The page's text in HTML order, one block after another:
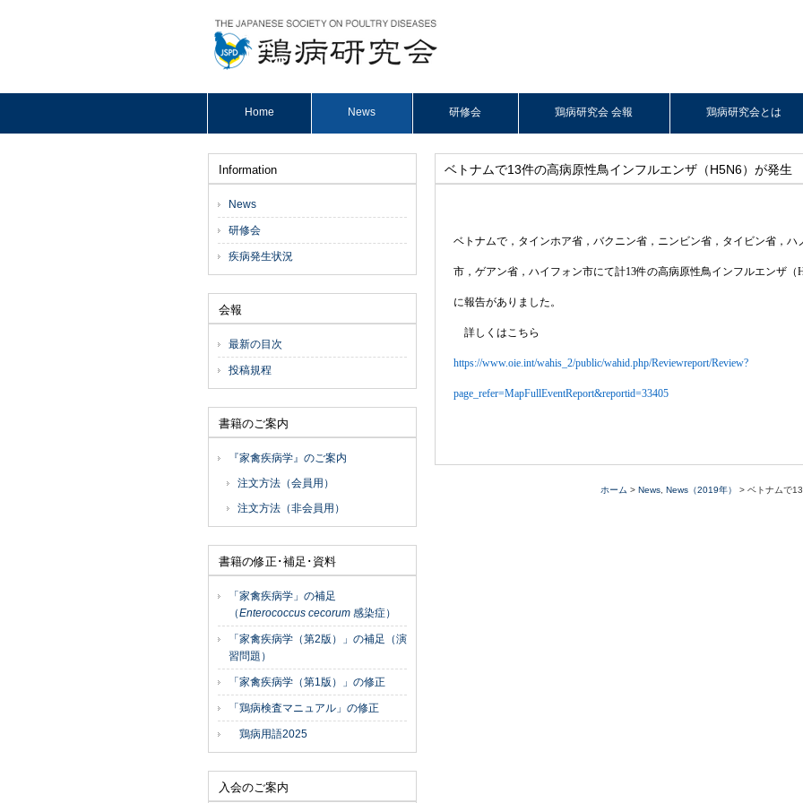
Home News 研修会 鶏病研究会 会報 鶏病研究会とは
ベトナムで13件の高病原性鳥インフルエンザ（H5N6）が発生
ベトナムで，タインホア省，バクニン省，ニンビン省，タイビン省，ハ
市，ゲアン省，ハイフォン市にて計13件の高病原性鳥インフルエンザ（
に報告がありました。
詳しくはこちら
https://www.oie.int/wahis_2/public/wahid.php/Reviewreport/Review?
page_refer=MapFullEventReport&reportid=33405
ホーム > News News（2019年） > ベトナムで
Information
News
研修会
疾病発生状況
会報
最新の目次
投稿規程
書籍のご案内
『家禽疾病学』のご案内
注文方法（会員用）
注文方法（非会員用）
書籍の修正･補足･資料
「家禽疾病学」の補足
（Enterococcus cecorum 感染症）
「家禽疾病学（第2版）」の補足（演
習問題）
「家禽疾病学（第1版）」の修正
「鶏病検査マニュアル」の修正
鶏病用語2025
入会のご案内